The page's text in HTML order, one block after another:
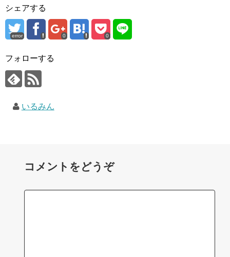
シェアする
error 0 0
フォローする
いるみん
コメントをどうぞ